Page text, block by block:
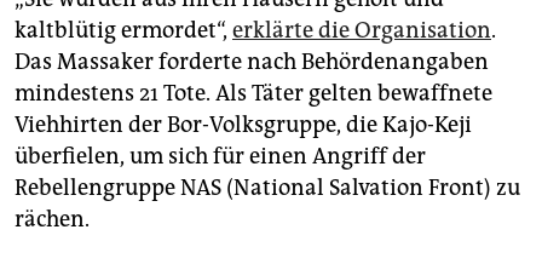
kaltblütig ermordet“, erklärte die Organisation.
Das Massaker forderte nach Behördenangaben
mindestens 21 Tote. Als Täter gelten bewaffnete
Viehhirten der Bor-Volksgruppe, die Kajo-Keji
überfielen, um sich für einen Angriff der
Rebellengruppe NAS (National Salvation Front) zu
rächen.